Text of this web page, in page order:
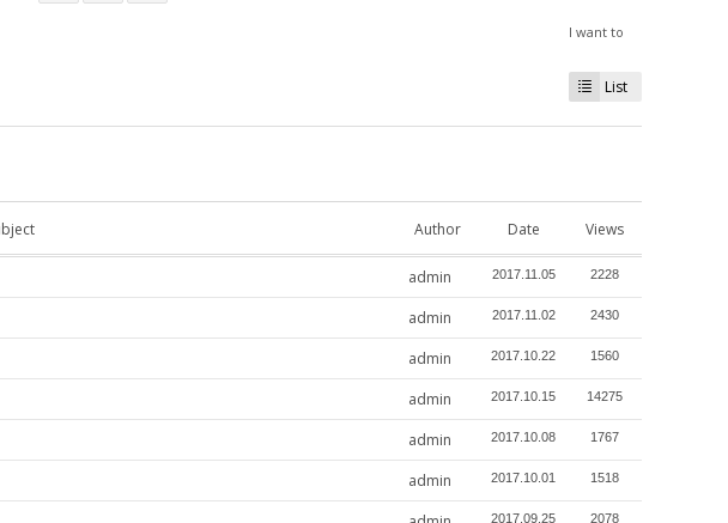
I want to
List
Author Date Views
admin 2017.11.05 2228
admin 2017.11.02 2430
admin 2017.10.22 1560
admin 2017.10.15 14275
admin 2017.10.08 1767
admin 2017.10.01 1518
2017.09.25 2078